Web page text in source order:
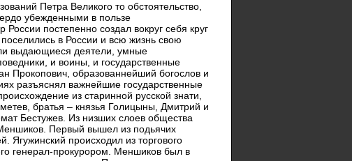
Петра Великого то обстоятельство,
убежденными в пользе
постепенно создал вокруг себя круг
в России и всю жизнь свою
выдающиеся деятели, умные
и воины, и государственные
Прокопович, образованнейший богослов и
разъяснял важнейшие государственные
из старинной русской знати,
братья – князья Голицыны, Дмитрий и
Бестужев. Из низших слоев общества
Первый вышел из подьячих
Ягужинский происходил из торгового
генерал-прокурором. Меншиков был в